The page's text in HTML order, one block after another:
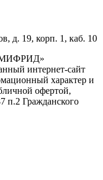
д. 19, корп. 1, каб. 10
интернет-сайт
характер и
офертой,
п.2 Гражданского